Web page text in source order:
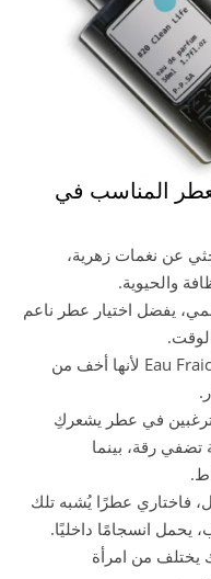
المناسب في
عن نغمات زهرية،
والحيوية.
يفضل اختيار عطر ناعم
اختاري تركيز Eau de Toilette أو Eau Fraiche لأنها أخف من
في عطر يشعركِ
تضفي رقة، بينما
فاختاري عطرًا يُشبه تلك
يحمل انسجامًا داخليًا.
يختلف من امرأة